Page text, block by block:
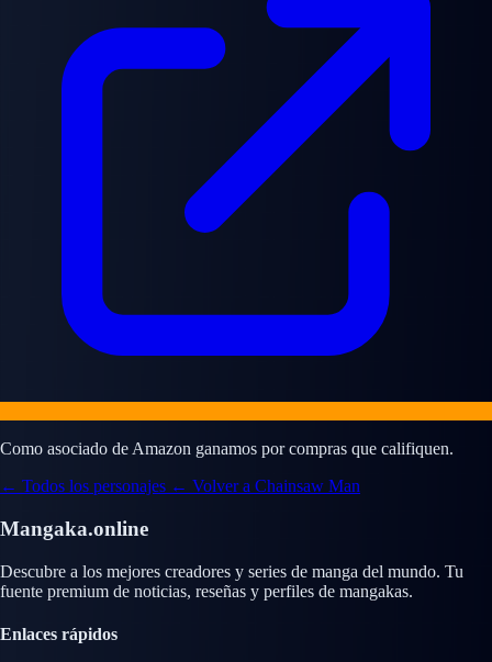
Como asociado de Amazon ganamos por compras que califiquen.
← Todos los personajes ← Volver a Chainsaw Man
Mangaka.online
Descubre a los mejores creadores y series de manga del mundo. Tu
fuente premium de noticias, reseñas y perfiles de mangakas.
Enlaces rápidos